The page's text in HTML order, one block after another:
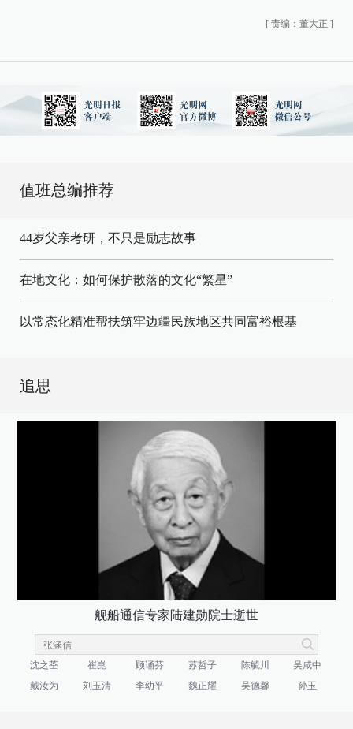
[ 责编：董大正 ]
值班总编推荐
44岁父亲考研，不只是励志故事
在地文化：如何保护散落的文化“繁星”
以常态化精准帮扶筑牢边疆民族地区共同富裕根基
追思
舰船通信专家陆建勋院士逝世
沈之荃 崔崑 顾诵芬 苏哲子 陈毓川
吴咸中
戴汝为
刘玉清 李幼平 魏正耀 吴德馨 孙玉